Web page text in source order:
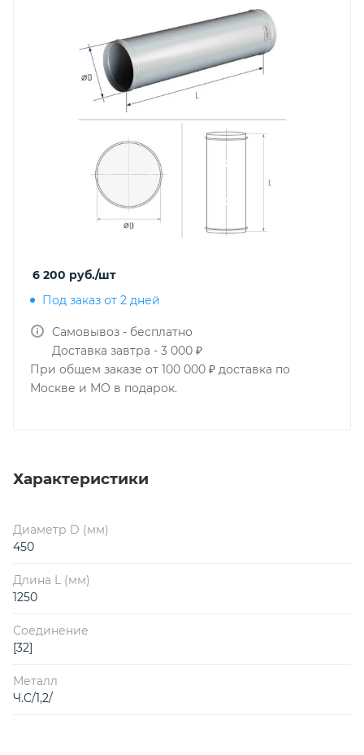
6 200 руб./шт
Под заказ от 2 дней
Самовывоз - бесплатно
Доставка завтра - 3 000 ₽
При общем заказе от 100 000 ₽ доставка по
Москве и МО в подарок.
Характеристики
Диаметр D (мм)
450
Длина L (мм)
1250
Соединение
[32]
Металл
Ч.С/1,2/